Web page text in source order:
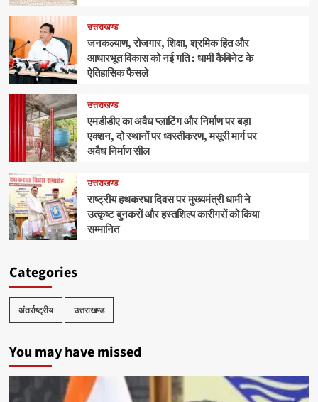
उत्तराखण्ड
जनकल्याण, रोजगार, शिक्षा, श्रमिक हित और
आधारभूत विकास को नई गति : धामी कैबिनेट के
ऐतिहासिक फैसले
उत्तराखण्ड
एमडीडीए का अवैध प्लाटिंग और निर्माण पर बड़ा
एक्शन, दो स्थानों पर ध्वस्तीकरण, मसूरी मार्ग पर
अवैध निर्माण सील
उत्तराखण्ड
राष्ट्रीय हथकरघा दिवस पर मुख्यमंत्री धामी ने
उत्कृष्ट बुनकरों और हस्तशिल्प कारीगरों को किया
सम्मानित
Categories
अंतर्राष्ट्रीय उत्तराखण्ड
You may have missed